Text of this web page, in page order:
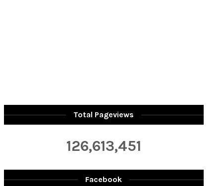
Total Pageviews
126,613,451
Facebook